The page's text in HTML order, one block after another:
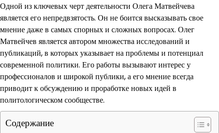
Одной из ключевых черт деятельности Олега Матвейчева
является его непредвзятость. Он не боится высказывать свое
мнение даже в самых спорных и сложных вопросах. Олег
Матвейчев является автором множества исследований и
публикаций, в которых указывает на проблемы и потенциал
современной политики. Его работы вызывают интерес у
профессионалов и широкой публики, а его мнение всегда
приводит к обсуждению и проработке новых идей в
политологическом сообществе.
Содержание